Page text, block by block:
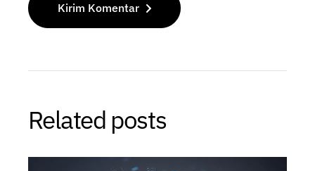
Kirim Komentar
Related posts